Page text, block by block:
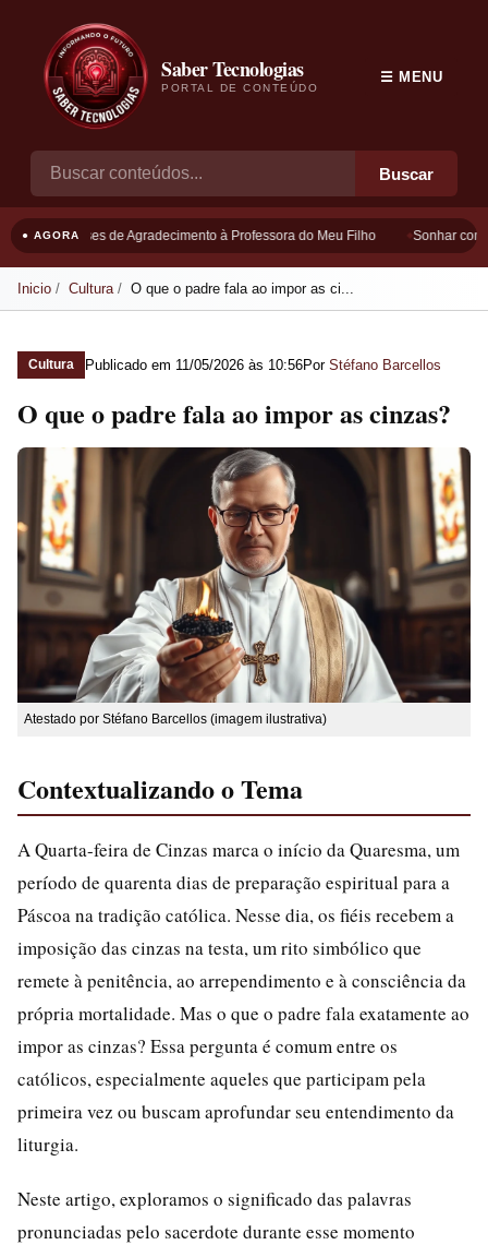
Saber Tecnologias
PORTAL DE CONTEÚDO
Buscar
☰ MENU
● AGORAFrases de Agradecimento à Professora do Meu Filho Sonhar com
Inicio Cultura O que o padre fala ao impor as ci...
Cultura Publicado em 11/05/2026 às 10:56Por Stéfano Barcellos
O que o padre fala ao impor as cinzas?
Atestado por Stéfano Barcellos (imagem ilustrativa)
Contextualizando o Tema
A Quarta-feira de Cinzas marca o início da Quaresma, um
período de quarenta dias de preparação espiritual para a
Páscoa na tradição católica. Nesse dia, os fiéis recebem a
imposição das cinzas na testa, um rito simbólico que
remete à penitência, ao arrependimento e à consciência da
própria mortalidade. Mas o que o padre fala exatamente ao
impor as cinzas? Essa pergunta é comum entre os
católicos, especialmente aqueles que participam pela
primeira vez ou buscam aprofundar seu entendimento da
liturgia.
Neste artigo, exploramos o significado das palavras
pronunciadas pelo sacerdote durante esse momento